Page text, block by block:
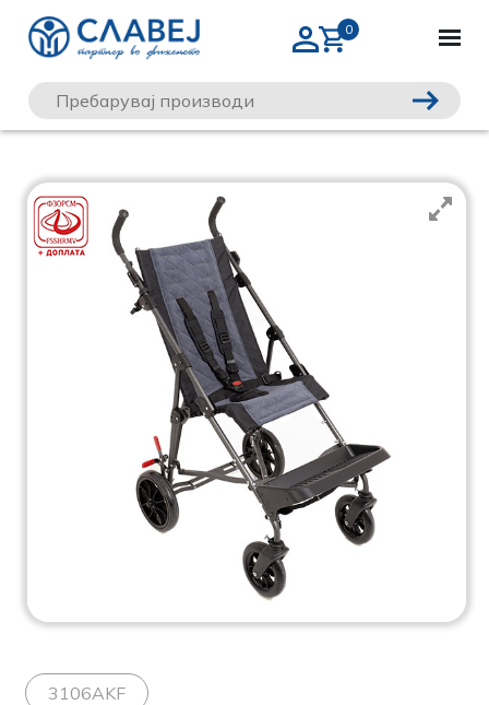
3106AKF